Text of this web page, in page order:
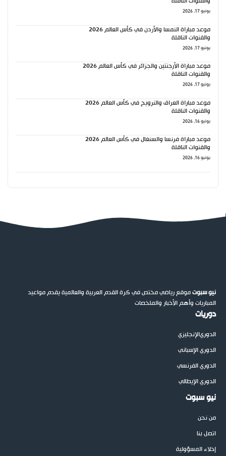
يونيو 17, 2026
موعد مباراة النمسا والأردن في كأس العالم 2026
والقنوات الناقلة
يونيو 17, 2026
موعد مباراة الأرجنتين والجزائر في كأس العالم 2026
والقنوات الناقلة
يونيو 17, 2026
موعد مباراة العراق والنرويج في كأس العالم 2026
والقنوات الناقلة
يونيو 16, 2026
موعد مباراة فرنسا والسنغال في كأس العالم 2026
والقنوات الناقلة
يونيو 16, 2026
نيو سبوتموقع رياضي مختص في كرة القدم العربية والعالمية يقدم مواعيد
المباريات وأهم الأخبار والملخصات
دوريات
الدوريالإنجليزي
الدوري الإسباني
الدوري الفرنسي
الدوري الإيطالي
نيو سبوت
من نحن
اتصل بنا
إخلاء المسؤولية